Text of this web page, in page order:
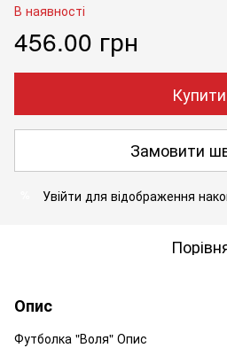
В наявності
456.00 грн
Купити
Замовити
Увійти для відображення
Опис
Футболка "Воля" Опис